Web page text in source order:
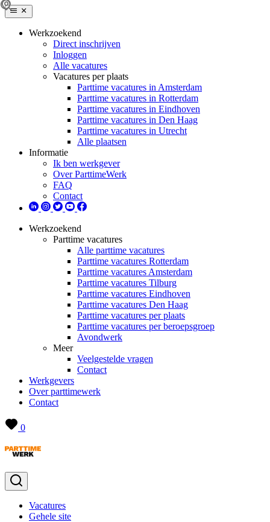
Werkzoekend
Direct inschrijven
Inloggen
Alle vacatures
Vacatures per plaats
Parttime vacatures in Amsterdam
Parttime vacatures in Rotterdam
Parttime vacatures in Eindhoven
Parttime vacatures in Den Haag
Parttime vacatures in Utrecht
Alle plaatsen
Informatie
Ik ben werkgever
Over ParttimeWerk
FAQ
Contact
Werkzoekend
Parttime vacatures
Alle parttime vacatures
Parttime vacatures Rotterdam
Parttime vacatures Amsterdam
Parttime vacatures Tilburg
Parttime vacatures Eindhoven
Parttime vacatures Den Haag
Parttime vacatures per plaats
Parttime vacatures per beroepsgroep
Avondwerk
Meer
Veelgestelde vragen
Contact
Werkgevers
Over parttimewerk
Contact
0
Vacatures
Gehele site